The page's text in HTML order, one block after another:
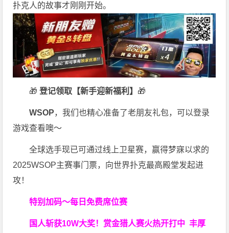
扑克人的故事才刚刚开始。
🎁 登记领取【新手迎新福利】 🎁
WSOP，我们也精心准备了老朋友礼包，可以登录
游戏查看噢～
全球选手现已可通过线上卫星赛，赢得梦寐以求的
2025WSOP主赛事门票，向世界扑克最高殿堂发起进
攻！
特别加码～每日免费席位赛
国人斩获10W大奖！ 赏金猎人赛火热开打中 丰厚